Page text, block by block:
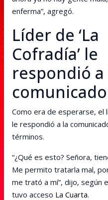
enferma”, agregó.
Líder de ‘La
Cofradía’ le
respondió a
Como era de esperarse, el
le respondió a la
términos.
“¿Qué es esto? Señora,
Me permito tratarla mal,
me trató a mí”, dijo, según
tuvo acceso La Cuarta.